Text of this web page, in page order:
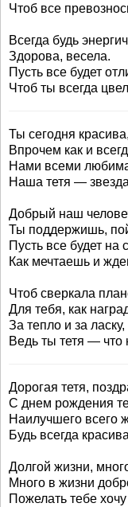
Чтоб все
Всегда будь
Здорова, весела.
Пусть все будет
Чтоб ты всегда
Ты сегодня красива,
Впрочем как и
Нами всеми
Наша тетя —
Добрый наш
Ты поддержишь,
Пусть все будет на
Как мечтаешь и
Чтоб сверкала
Для тебя, как
За тепло и за ласку,
Ведь ты тетя — что
Дорогая тетя,
С днем рождения
Наилучшего всего
Будь всегда
Долгой жизни,
Много в жизни
Пожелать тебе хочу